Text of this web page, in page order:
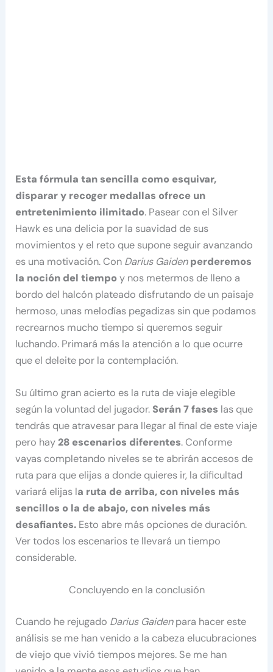
Esta fórmula tan sencilla como esquivar,
disparar y recoger medallas ofrece un
entretenimiento ilimitado. Pasear con el Silver
Hawk es una delicia por la suavidad de sus
movimientos y el reto que supone seguir avanzando
es una motivación. Con Darius Gaiden perderemos
la noción del tiempoy nos metermos de lleno a
bordo del halcón plateado disfrutando de un paisaje
hermoso, unas melodías pegadizas sin que podamos
recrearnos mucho tiempo si queremos seguir
luchando. Primará más la atención a lo que ocurre
que el deleite por la contemplación.
Su último gran acierto es la ruta de viaje elegible
según la voluntad del jugador. Serán 7 fases las que
tendrás que atravesar para llegar al final de este viaje
pero hay28 escenarios diferentes. Conforme
vayas completando niveles se te abrirán accesos de
ruta para que elijas a donde quieres ir, la dificultad
variará elijas la ruta de arriba, con niveles más
sencillos o la de abajo, con niveles más
desafiantes. Esto abre más opciones de duración.
Ver todos los escenarios te llevará un tiempo
considerable.
Concluyendo en la conclusión
Cuando he rejugado Darius Gaidenpara hacer este
análisis se me han venido a la cabeza elucubraciones
de viejo que vivió tiempos mejores. Se me han